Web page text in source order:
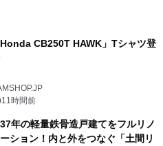
Honda CB250T HAWK」Tシャツ登
11時間前
年の軽量鉄骨造戸建てをフルリノ
ション！内と外をつなぐ「土間リ